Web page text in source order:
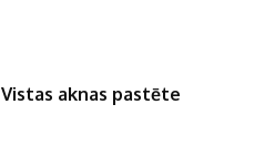
Vistas aknas pastēte